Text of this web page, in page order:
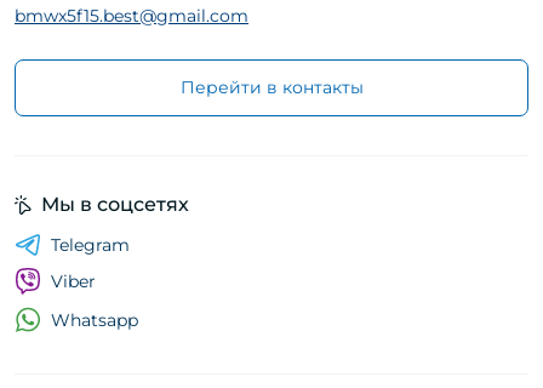
bmwx5f15.best@gmail.com
Перейти в контакты
Мы в соцсетях
Telegram
Viber
Whatsapp